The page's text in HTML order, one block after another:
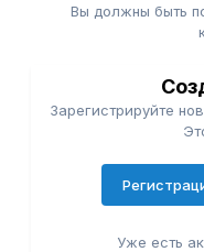
Вы должны быть
Зарегистрируйте
Уже есть